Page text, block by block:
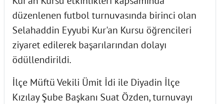
düzenlenen futbol turnuvasında birinci olan
Selahaddin Eyyubi Kur'an Kursu öğrencileri
ziyaret edilerek başarılarından dolayı
ödüllendirildi.
İlçe Müftü Vekili Ümit İdi ile Diyadin İlçe
Kızılay Şube Başkanı Suat Özden, turnuvayı